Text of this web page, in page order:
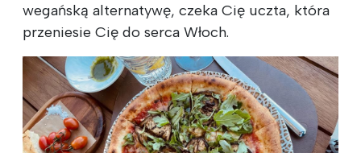
wegańską alternatywę, czeka Cię uczta, która
przeniesie Cię do serca Włoch.